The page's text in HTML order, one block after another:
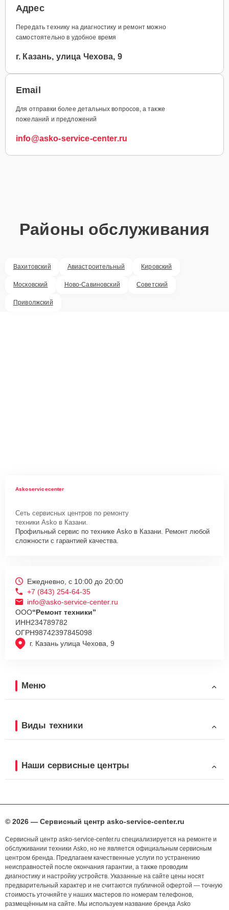
Адрес
Передать технику на диагностику и ремонт можно
самостоятельно в удобное время
г. Казань, улица Чехова, 9
Email
Для отправки более детальных вопросов, а также
пожеланий и предложений
info@asko-service-center.ru
Районы обслуживания
Вахитовский Авиастроительный Кировский
Московский Ново-Савиновский Советский
Приволжский
Askoservicecenter
Сеть сервисных центров по ремонту
техники Asko в Казани.
Профильный сервис по технике Asko в Казани. Ремонт любой
сложности с гарантией качества.
г. Казань улица Чехова, 9
Ежедневно, с 10:00 до 20:00
+7 (843) 254-64-35
info@asko-service-center.ru
ООО“Ремонт техники”
ИНН234789782
ОГРН98742397845098
Меню
Виды техники
Наши сервисные центры
© 2026 — Сервисный центр asko-service-center.ru
Сервисный центр asko-service-center.ru специализируется на ремонте и
обслуживании техники Asko, но не является официальным сервисным
центром бренда. Предлагаем качественные услуги по устранению
неисправностей после окончания гарантии, а также проводим
диагностику и настройку устройств. Указанные на сайте цены носят
предварительный характер и не считаются публичной офертой — точную
стоимость уточняйте у наших мастеров по номерам телефонов,
размещённым на сайте. Мы используем название бренда Asko